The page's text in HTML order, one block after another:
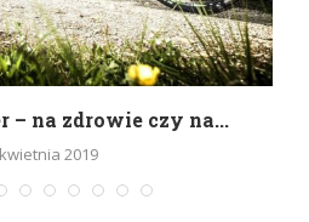
– na zdrowie czy na...
2019